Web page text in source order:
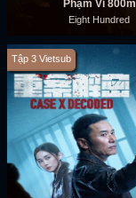
Phạm Vi 800m
Eight Hundred
Tập 3 Vietsub